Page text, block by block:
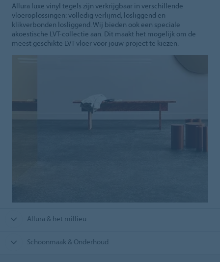
Allura luxe vinyl tegels zijn verkrijgbaar in verschillende
vloeroplossingen: volledig verlijmd, losliggend en
klikverbonden losliggend. Wij bieden ook een speciale
akoestische LVT-collectie aan. Dit maakt het mogelijk om de
meest geschikte LVT vloer voor jouw project te kiezen.
Allura & het millieu
Schoonmaak & Onderhoud